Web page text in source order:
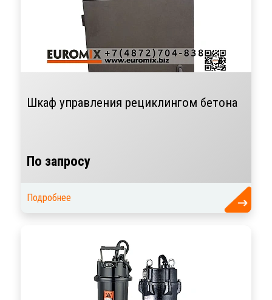
Шкаф управления рециклингом бетона
По запросу
Подробнее